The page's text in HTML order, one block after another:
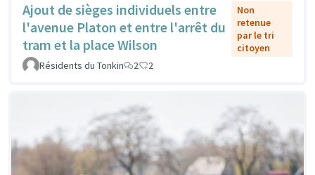
Ajout de sièges individuels entre
l'avenue Platon et entre l'arrêt du
tram et la place Wilson
Non
retenue
par le tri
citoyen
Résidents du Tonkin
2 2